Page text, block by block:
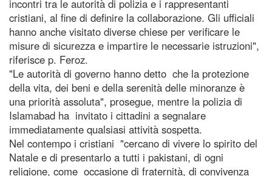
incontri tra le autorità di polizia e i rappresentanti
cristiani, al fine di definire la collaborazione. Gli ufficiali
hanno anche visitato diverse chiese per verificare le
misure di sicurezza e impartire le necessarie istruzioni",
riferisce p. Feroz.
"Le autorità di governo hanno detto che la protezione
della vita, dei beni e della serenità delle minoranze è
una priorità assoluta", prosegue, mentre la polizia di
Islamabad ha invitato i cittadini a segnalare
immediatamente qualsiasi attività sospetta.
Nel contempo i cristiani "cercano di vivere lo spirito del
Natale e di presentarlo a tutti i pakistani, di ogni
religione, come occasione di fraternità, di convivenza